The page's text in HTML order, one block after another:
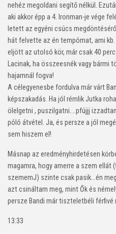
nehéz megoldani segítő nélkül.
aki akkor épp a 4. Ironman-je vége
letett az egyéni csúcs
hát felvette az én tempómat, ami
eljött az utolsó kör, már csak 40
Lacinak, ha összeesnék vagy bármi
hajamnál fogva!
A célegyenesbe fordulva már várt
képszakadás. Ha jól rémlik Jutka
ölelgetni , puszilgatni….pfújjj
póló átvétel. Ja, és persze a jól
sem hiszem el!
Másnap az eredményhirdetésen
magamra, hogy amerre a szem
szememJ) szinte csak pasik…én
azt csináltam meg, mint Ők és
persze Bandi már tiszteletbéli férfivé
13:33